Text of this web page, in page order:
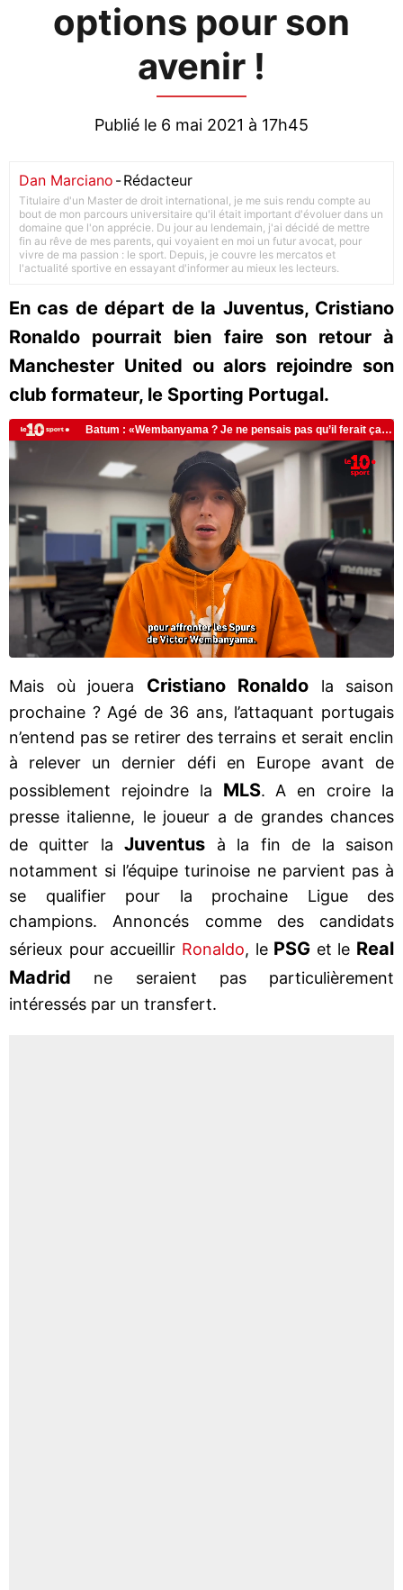
options pour son
avenir !
Publié le 6 mai 2021 à 17h45
Dan Marciano -Rédacteur
Titulaire d'un Master de droit international, je me suis rendu compte au
bout de mon parcours universitaire qu'il était important d'évoluer dans un
domaine que l'on apprécie. Du jour au lendemain, j'ai décidé de mettre
fin au rêve de mes parents, qui voyaient en moi un futur avocat, pour
vivre de ma passion : le sport. Depuis, je couvre les mercatos et
l'actualité sportive en essayant d'informer au mieux les lecteurs.
En cas de départ de la Juventus, Cristiano
Ronaldo pourrait bien faire son retour à
Manchester United ou alors rejoindre son
club formateur, le Sporting Portugal.
Mais où jouera Cristiano Ronaldo la saison
prochaine ? Agé de 36 ans, l’attaquant portugais
n’entend pas se retirer des terrains et serait enclin
à relever un dernier défi en Europe avant de
possiblement rejoindre la
MLS. A en croire la
presse italienne, le joueur a de grandes chances
de quitter laJuventus à la fin de la saison
notamment si l’équipe turinoise ne parvient pas à
se qualifier pour la prochaine Ligue des
champions. Annoncés comme des candidats
sérieux pour accueillir Ronaldo, le PSG et le Real
Madrid ne seraient pas particulièrement
intéressés par un transfert.